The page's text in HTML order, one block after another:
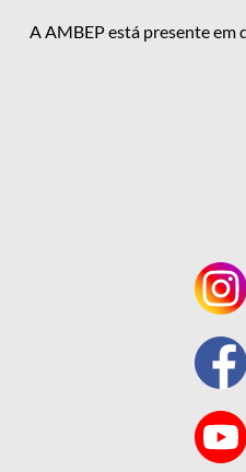
A AMBEP está presente em